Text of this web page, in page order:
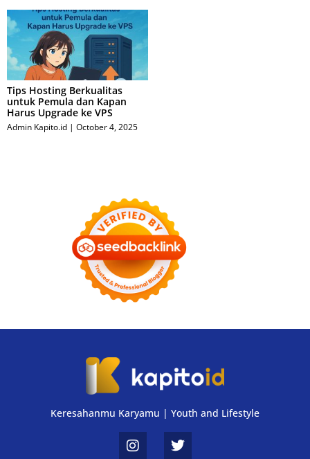
Tips Hosting Berkualitas
untuk Pemula dan Kapan
Harus Upgrade ke VPS
Admin Kapito.id October 4, 2025
Keresahanmu Karyamu | Youth and Lifestyle